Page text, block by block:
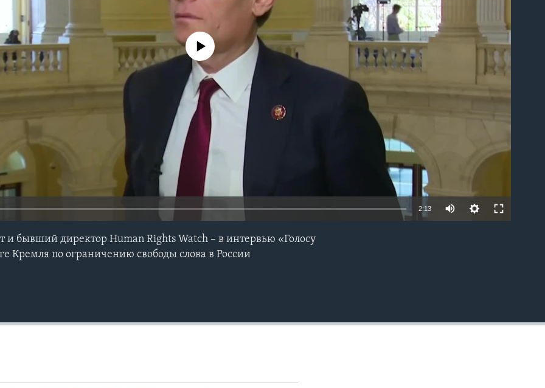
No media source currently available
2:13
и бывший директор Human Rights Watch – в интервью «Голосу
Кремля по ограничению свободы слова в России